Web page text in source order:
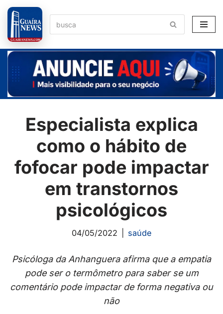
Pular
para
o
conteúdo
Especialista explica
como o hábito de
fofocar pode impactar
em transtornos
psicológicos
04/05/2022 saúde
Psicóloga da Anhanguera afirma que a empatia
pode ser o termômetro para saber se um
comentário pode impactar de forma negativa ou
não